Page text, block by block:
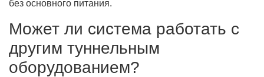
без основного питания.
Может ли система работать с
другим туннельным
оборудованием?